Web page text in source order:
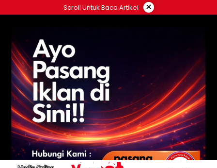
ke
Scroll Untuk Baca Artikel ×